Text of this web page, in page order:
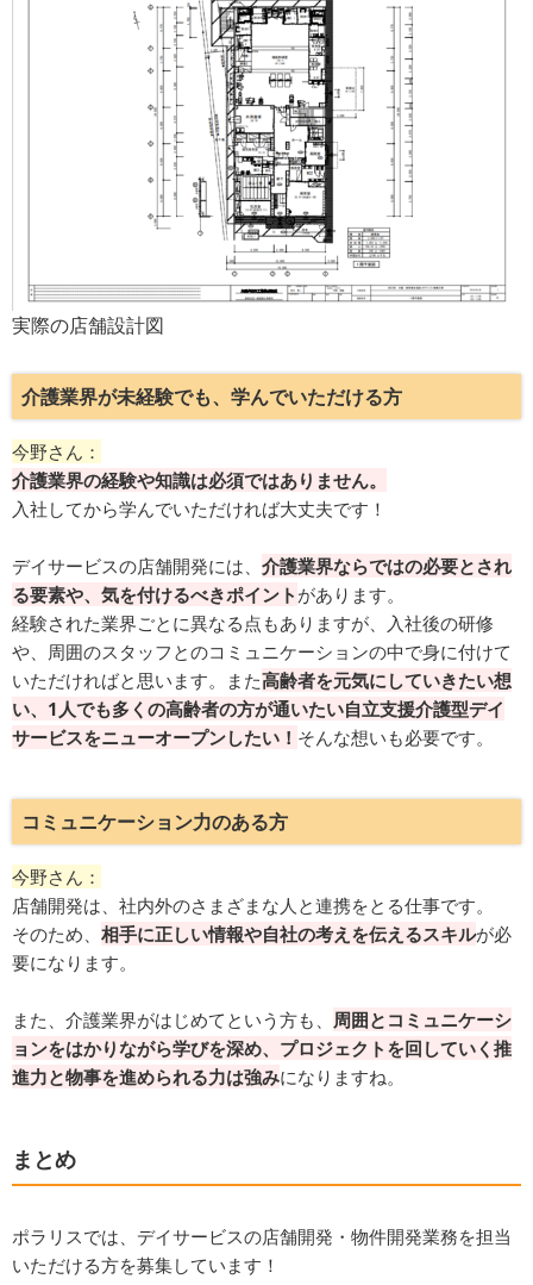
実際の店舗設計図
介護業界が未経験でも、学んでいただける方
今野さん：
介護業界の経験や知識は必須ではありません。
入社してから学んでいただければ大丈夫です！
デイサービスの店舗開発には、 介護業界ならではの必要とされ
る要素や、気を付けるべきポイント があります。
経験された業界ごとに異なる点もありますが、入社後の研修
や、周囲のスタッフとのコミュニケーションの中で身に付けて
いただければと思います。また高齢者を元気にしていきたい想
い、1人でも多くの高齢者の方が通いたい自立支援介護型デイ
サービスをニューオープンしたい！ そんな想いも必要です。
コミュニケーション力のある方
今野さん：
店舗開発は、社内外のさまざまな人と連携をとる仕事です。
そのため、 相手に正しい情報や自社の考えを伝えるスキルが必
要になります。
また、介護業界がはじめてという方も、 周囲とコミュニケーシ
ョンをはかりながら学びを深め、プロジェクトを回していく推
進力と物事を進められる力は強みになりますね。
まとめ
ポラリスでは、デイサービスの店舗開発・物件開発業務を担当
いただける方を募集しています！